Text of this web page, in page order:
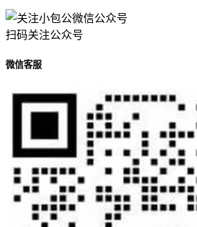
扫码关注公众号
微信客服